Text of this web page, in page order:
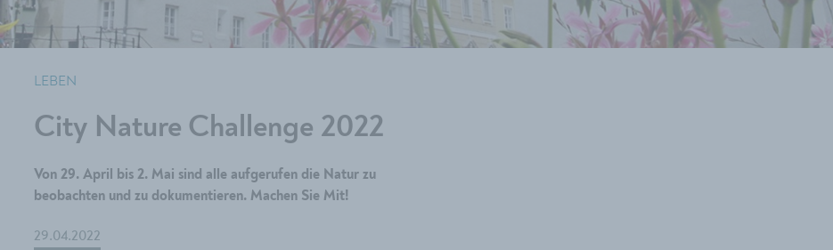
LEBEN
City Nature Challenge 2022
Von 29. April bis 2. Mai sind alle aufgerufen die Natur zu
beobachten und zu dokumentieren. Machen Sie Mit!
29.04.2022